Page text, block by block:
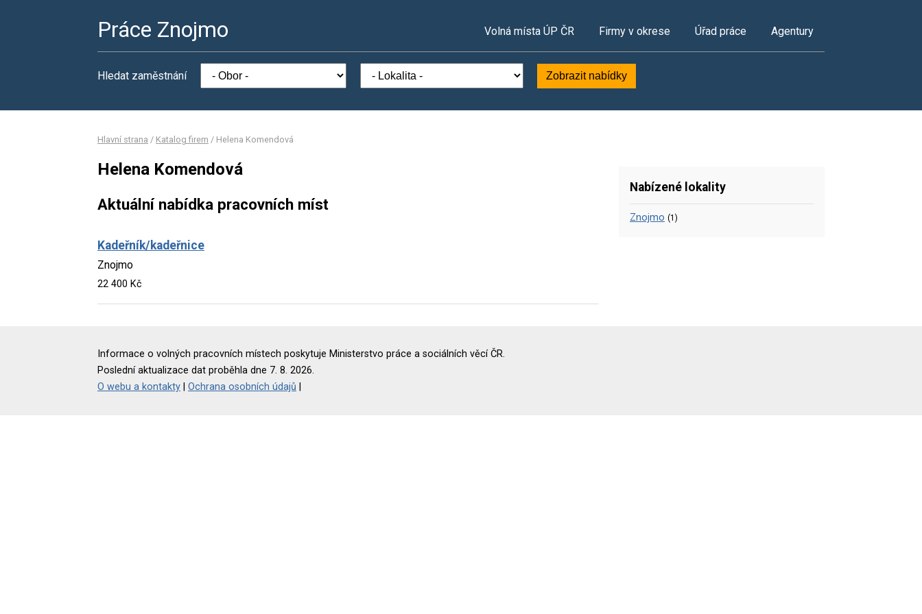
Práce Znojmo Volná místa ÚP ČR Firmy v okrese Úřad práce Agentury
Hledat zaměstnání Zobrazit nabídky
Hlavní strana / Katalog firem / Helena Komendová
Helena Komendová
Aktuální nabídka pracovních míst
Kadeřník/kadeřnice
Znojmo
22 400 Kč
Nabízené lokality
Znojmo (1)
Informace o volných pracovních místech poskytuje Ministerstvo práce a sociálních věcí ČR.
Poslední aktualizace dat proběhla dne 7. 8. 2026.
O webu a kontakty
Ochrana osobních údajů